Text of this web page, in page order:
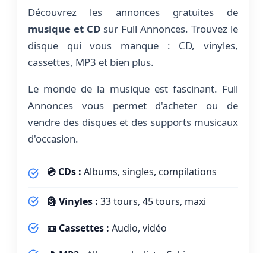
Découvrez les annonces gratuites de
musique et CD sur Full Annonces. Trouvez le
disque qui vous manque : CD, vinyles,
cassettes, MP3 et bien plus.
Le monde de la musique est fascinant. Full
Annonces vous permet d'acheter ou de
vendre des disques et des supports musicaux
d'occasion.
💿 CDs : Albums, singles, compilations
🗿 Vinyles : 33 tours, 45 tours, maxi
📼 Cassettes : Audio, vidéo